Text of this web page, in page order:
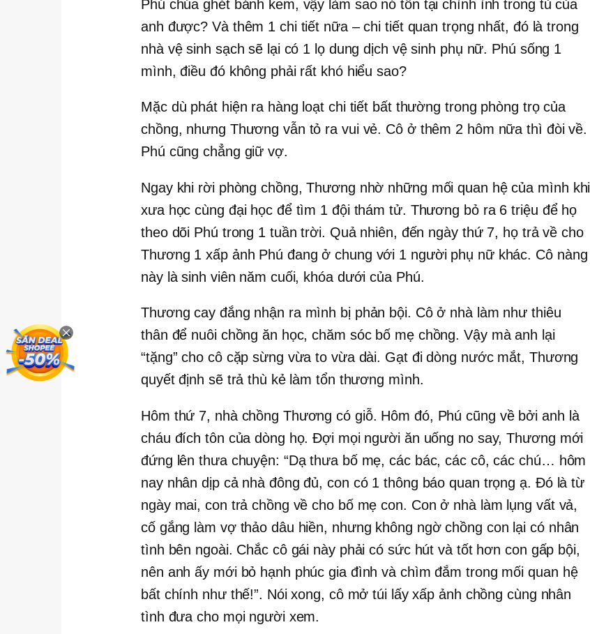
Phú chúa ghét bánh kem, vậy làm sao nó tồn tại chình ình trong tủ của
anh được? Và thêm 1 chi tiết nữa – chi tiết quan trọng nhất, đó là trong
nhà vệ sinh sạch sẽ lại có 1 lọ dung dịch vệ sinh phụ nữ. Phú sống 1
mình, điều đó không phải rất khó hiểu sao?
Mặc dù phát hiện ra hàng loạt chi tiết bất thường trong phòng trọ của
chồng, nhưng Thương vẫn tỏ ra vui vẻ. Cô ở thêm 2 hôm nữa thì đòi về.
Phú cũng chẳng giữ vợ.
Ngay khi rời phòng chồng, Thương nhờ những mối quan hệ của mình khi
xưa học cùng đại học để tìm 1 đội thám tử. Thương bỏ ra 6 triệu để họ
theo dõi Phú trong 1 tuần trời. Quả nhiên, đến ngày thứ 7, họ trả về cho
Thương 1 xấp ảnh Phú đang ở chung với 1 người phụ nữ khác. Cô nàng
này là sinh viên năm cuối, khóa dưới của Phú.
Thương cay đắng nhận ra mình bị phản bội. Cô ở nhà làm như thiêu
thân để nuôi chồng ăn học, chăm sóc bố mẹ chồng. Vậy mà anh lại
“tặng” cho cô cặp sừng vừa to vừa dài. Gạt đi dòng nước mắt, Thương
quyết định sẽ trả thù kẻ làm tổn thương mình.
Hôm thứ 7, nhà chồng Thương có giỗ. Hôm đó, Phú cũng về bởi anh là
cháu đích tôn của dòng họ. Đợi mọi người ăn uống no say, Thương mới
đứng lên thưa chuyện: “Dạ thưa bố mẹ, các bác, các cô, các chú… hôm
nay nhân dịp cả nhà đông đủ, con có 1 thông báo quan trọng ạ. Đó là từ
ngày mai, con trả chồng về cho bố mẹ con. Con ở nhà làm lụng vất vả,
cố gắng làm vợ thảo dâu hiền, nhưng không ngờ chồng con lại có nhân
tình bên ngoài. Chắc cô gái này phải có sức hút và tốt hơn con gấp bội,
nên anh ấy mới bỏ hạnh phúc gia đình và chìm đắm trong mối quan hệ
bất chính như thế!”. Nói xong, cô mở túi lấy xấp ảnh chồng cùng nhân
tình đưa cho mọi người xem.